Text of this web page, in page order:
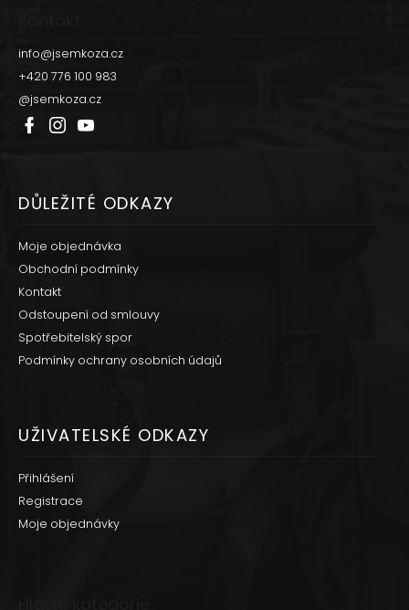
info@jsemkoza.cz
+420 776 100 983
@jsemkoza.cz
DŮLEŽITÉ ODKAZY
Moje objednávka
Obchodní podmínky
Kontakt
Odstoupení od smlouvy
Spotřebitelský spor
Podmínky ochrany osobních údajů
UŽIVATELSKÉ ODKAZY
Přihlášení
Registrace
Moje objednávky